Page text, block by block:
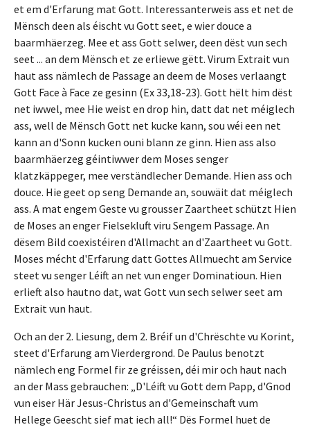
et em d'Erfarung mat Gott. Interessanterweis ass et net de
Mënsch deen als éischt vu Gott seet, e wier douce a
baarmhäerzeg. Mee et ass Gott selwer, deen dëst vun sech
seet ... an dem Mënsch et ze erliewe gëtt. Virum Extrait vun
haut ass nämlech de Passage an deem de Moses verlaangt
Gott Face à Face ze gesinn (Ex 33,18-23). Gott hëlt him dëst
net iwwel, mee Hie weist en drop hin, datt dat net méiglech
ass, well de Mënsch Gott net kucke kann, sou wéi een net
kann an d'Sonn kucken ouni blann ze ginn. Hien ass also
baarmhäerzeg géintiwwer dem Moses senger
klatzkäppeger, mee verständlecher Demande. Hien ass och
douce. Hie geet op seng Demande an, souwäit dat méiglech
ass. A mat engem Geste vu grousser Zaartheet schützt Hien
de Moses an enger Fielsekluft viru Sengem Passage. An
dësem Bild coexistéiren d'Allmacht an d'Zaartheet vu Gott.
Moses mécht d'Erfarung datt Gottes Allmuecht am Service
steet vu senger Léift an net vun enger Dominatioun. Hien
erlieft also hautno dat, wat Gott vun sech selwer seet am
Extrait vun haut.
Och an der 2. Liesung, dem 2. Bréif un d'Chrëschte vu Korint,
steet d'Erfarung am Vierdergrond. De Paulus benotzt
nämlech eng Formel fir ze gréissen, déi mir och haut nach
an der Mass gebrauchen: „D'Léift vu Gott dem Papp, d'Gnod
vun eiser Här Jesus-Christus an d'Gemeinschaft vum
Hellege Geescht sief mat iech all!“ Dës Formel huet de